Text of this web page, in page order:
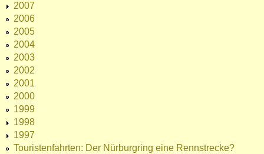
2007
2006
2005
2004
2003
2002
2001
2000
1999
1998
1997
Touristenfahrten: Der Nürburgring eine Rennstrecke?